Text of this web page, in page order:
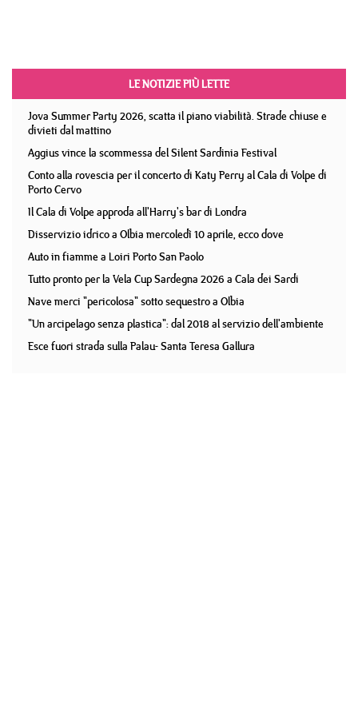
LE NOTIZIE PIÙ LETTE
Jova Summer Party 2026, scatta il piano viabilità. Strade chiuse e
divieti dal mattino
Aggius vince la scommessa del Silent Sardinia Festival
Conto alla rovescia per il concerto di Katy Perry al Cala di Volpe di
Porto Cervo
Il Cala di Volpe approda all'Harry's bar di Londra
Disservizio idrico a Olbia mercoledì 10 aprile, ecco dove
Auto in fiamme a Loiri Porto San Paolo
Tutto pronto per la Vela Cup Sardegna 2026 a Cala dei Sardi
Nave merci "pericolosa" sotto sequestro a Olbia
"Un arcipelago senza plastica": dal 2018 al servizio dell'ambiente
Esce fuori strada sulla Palau- Santa Teresa Gallura